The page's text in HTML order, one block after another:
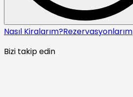
Nasıl Kiralarım?Rezervasyonlarım
Bizi takip edin